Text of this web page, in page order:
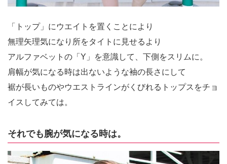
「トップ」にウエイトを置くことにより
無理矢理気になり所をタイトに見せるより
アルファベットの「Y」を意識して、下側をスリムに。
肩幅が気になる時は出ないような袖の長さにして
裾が長いものやウエストラインがくびれるトップスをチョ
イスしてみては。
それでも腕が気になる時は。